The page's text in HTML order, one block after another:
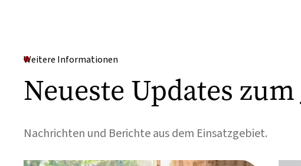
Weitere Informationen
Neueste Updates
Nachrichten und Berichte aus dem Einsatzgebiet.